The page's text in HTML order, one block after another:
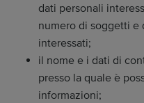
dati personali
numero di soggetti e
interessati;
il nome e i dati di
presso la quale è
informazioni;